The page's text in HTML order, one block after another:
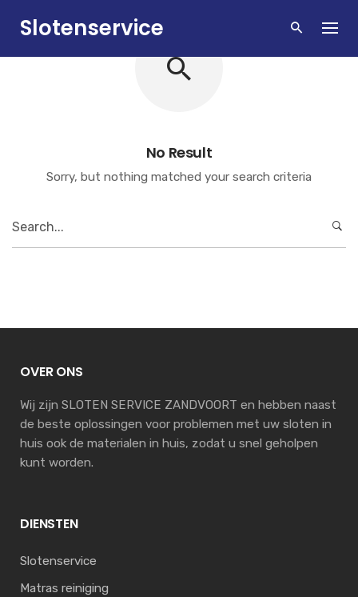
Slotenservice
No Result
Sorry, but nothing matched your search criteria
OVER ONS
Wij zijn SLOTEN SERVICE ZANDVOORT en hebben naast
de beste oplossingen voor problemen met uw sloten in
huis ook de materialen in huis, zodat u snel geholpen
kunt worden.
DIENSTEN
Slotenservice
Matras reiniging